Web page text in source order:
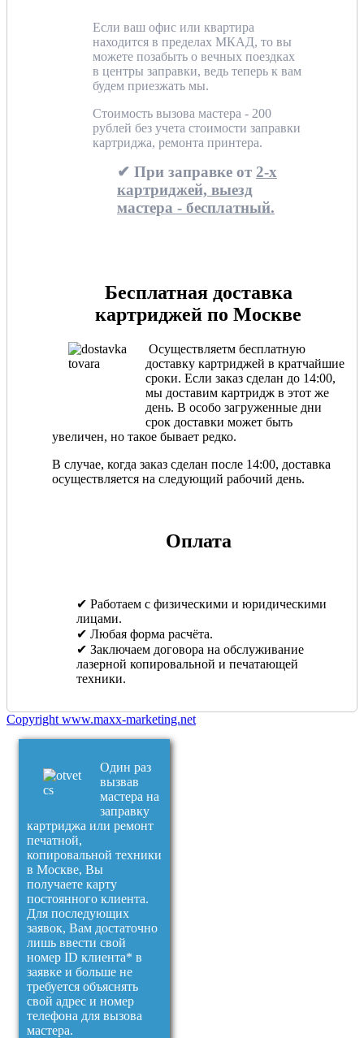
Если ваш офис или квартира
находится в пределах МКАД, то вы
можете позабыть о вечных поездках
в центры заправки, ведь теперь к вам
будем приезжать мы.
Стоимость вызова мастера - 200
рублей без учета стоимости заправки
картриджа, ремонта принтера.
✔ При заправке от 2-х
картриджей, выезд
мастера - бесплатный.
Бесплатная доставка
картриджей по Москве
Осуществляетм бесплатную
доставку картриджей в кратчайшие
сроки. Если заказ сделан до 14:00,
мы доставим картридж в этот же
день. В особо загруженные дни
срок доставки может быть
увеличен, но такое бывает редко.
В случае, когда заказ сделан после 14:00, доставка
осуществляется на следующий рабочий день.
Оплата
✔ Работаем с физическими и юридическими
лицами.
✔ Любая форма расчёта.
✔ Заключаем договора на обслуживание
лазерной копировальной и печатающей
техники.
Copyright www.maxx-marketing.net
Один раз
вызвав
мастера на
заправку
картриджа или ремонт
печатной,
копировальной техники
в Москве, Вы
получаете карту
постоянного клиента.
Для последующих
заявок, Вам достаточно
лишь ввести свой
номер ID клиента* в
заявке и больше не
требуется объяснять
свой адрес и номер
телефона для вызова
мастера.